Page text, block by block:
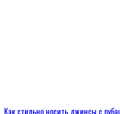
Как стильно носить джинсы с